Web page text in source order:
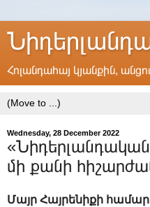
Հոլանդահայ կյանքին,
Wednesday, 28 December 2022
մի քանի
Մայր Հայրենիքի